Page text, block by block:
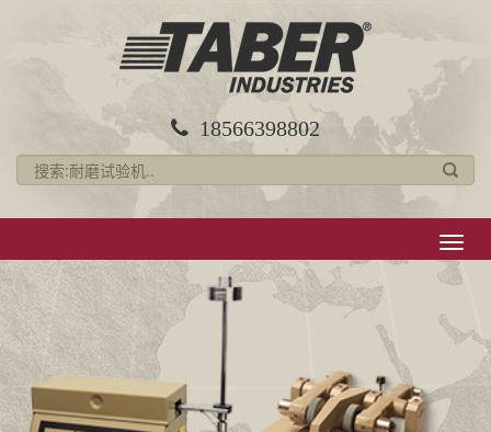
18566398802
导
航